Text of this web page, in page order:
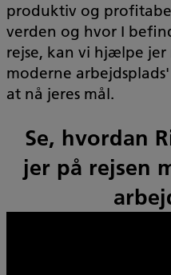
produktiv og
verden og hvor I
rejse, kan vi hjælpe
moderne
at nå jeres mål.
Se, hvordan
jer på rejsen